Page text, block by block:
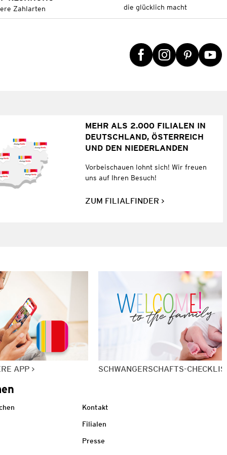
Zahlarten die glücklich macht
MEHR ALS 2.000 FILIALEN IN
DEUTSCHLAND, ÖSTERREICH
UND DEN NIEDERLANDEN
Vorbeischauen lohnt sich! Wir freuen
uns auf Ihren Besuch!
ZUM FILIALFINDER
APP SCHWANGERSCHAFTS-
Kontakt
Filialen
Presse